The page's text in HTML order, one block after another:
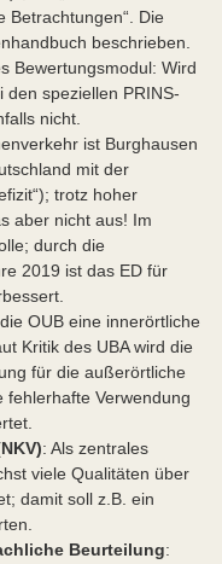
Betrachtungen“. Die
beschrieben.
Bewertungsmodul: Wird
speziellen PRINS-
nicht.
ist Burghausen
mit der
trotz hoher
aber nicht aus! Im
durch die
2019 ist das ED für
OUB eine innerörtliche
Kritik des UBA wird die
für die außerörtliche
Verwendung
: Als zentrales
viele Qualitäten über
damit soll z.B. ein
Beurteilung: